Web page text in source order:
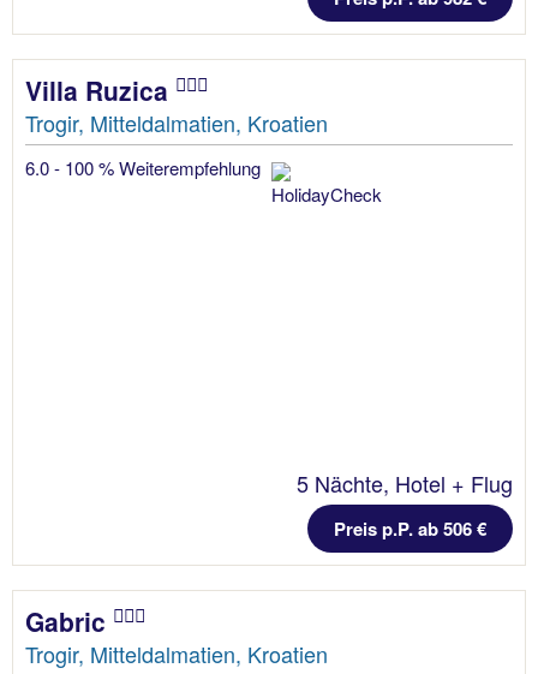
Villa Ruzica
Trogir, Mitteldalmatien, Kroatien
6.0 - 100 % Weiterempfehlung
5 Nächte, Hotel + Flug
Preis p.P. ab 506 €
Gabric
Trogir, Mitteldalmatien, Kroatien